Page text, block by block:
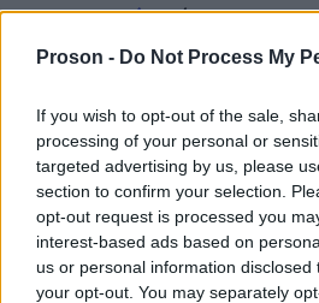
Proson - Do Not Process My
If you wish to opt-out of the sale,
processing of your personal or
targeted advertising by us, please
section to confirm your selection.
opt-out request is processed you
interest-based ads based on
us or personal information
your opt-out. You may separately
πανεπιστημίωνήταν και το
Καραμανώφ, πρώην
Επιμελητηρίου
Σε κείμενο που κατέθεσε στη
διαβούλευση τόνισε πως το
ιδιωτικά πανεπιστήμια,
απλώς του Κράτους Δικαίου